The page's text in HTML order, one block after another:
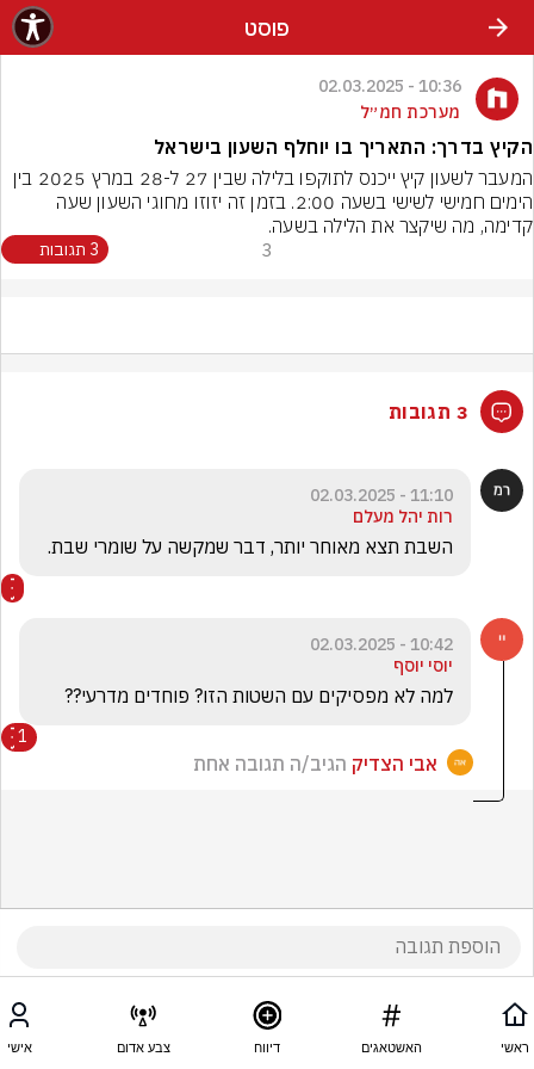
פוסט
10:36 - 02.03.2025
מערכת חמ״ל
הקיץ בדרך: התאריך בו יוחלף השעון בישראל
קדימה, מה שיקצר את הלילה בשעה.
3 3 תגובות
3 תגובות
11:10 - 02.03.2025
רות יהל מעלם
השבת תצא מאוחר יותר, דבר שמקשה על שומרי שבת.
10:42 - 02.03.2025
יוסי יוסף
למה לא מפסיקים עם השטות הזו? פוחדים מדרעי??
1
אבי הצדיק הגיב/ה תגובה אחת
ראשי האשטאגים דיווח צבע אדום אישי